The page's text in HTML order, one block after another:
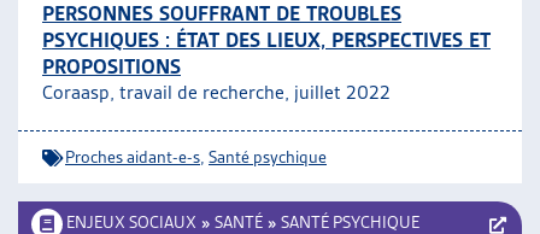
PERSONNES SOUFFRANT DE TROUBLES
PSYCHIQUES : ÉTAT DES LIEUX, PERSPECTIVES ET
PROPOSITIONS
Coraasp, travail de recherche, juillet 2022
Proches aidant-e-s Santé psychique
ENJEUX SOCIAUX » SANTÉ » SANTÉ PSYCHIQUE